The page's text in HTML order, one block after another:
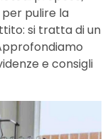
pulire la
si tratta di un
e consigli